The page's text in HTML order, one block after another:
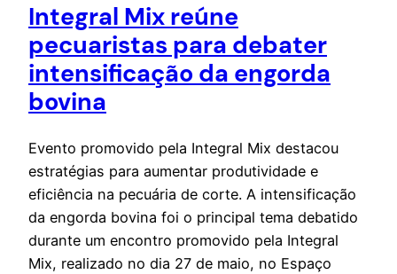
Integral Mix reúne
pecuaristas para debater
intensificação da engorda
bovina
Evento promovido pela Integral Mix destacou
estratégias para aumentar produtividade e
eficiência na pecuária de corte. A intensificação
da engorda bovina foi o principal tema debatido
durante um encontro promovido pela Integral
Mix, realizado no dia 27 de maio, no Espaço